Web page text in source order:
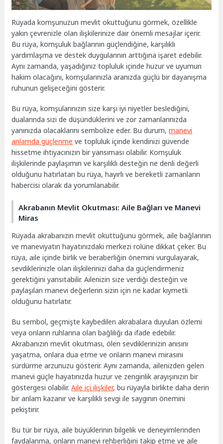
Rüyada komşunuzun mevlit okuttuğunu görmek, özellikle
yakın çevrenizle olan ilişkilerinize dair önemli mesajlar içerir.
Bu rüya, komşuluk bağlarının güçlendiğine, karşılıklı
yardımlaşma ve destek duygularının arttığına işaret edebilir.
Aynı zamanda, yaşadığınız topluluk içinde huzur ve uyumun
hakim olacağını, komşularınızla aranızda güçlü bir dayanışma
ruhunun gelişeceğini gösterir.
Bu rüya, komşularınızın size karşı iyi niyetler beslediğini,
dualarında sizi de düşündüklerini ve zor zamanlarınızda
yanınızda olacaklarını sembolize eder. Bu durum,manevi
anlamda güçlenme ve topluluk içinde kendinizi güvende
hissetme ihtiyacınızın bir yansıması olabilir. Komşuluk
ilişkilerinde paylaşımın ve karşılıklı desteğin ne denli değerli
olduğunu hatırlatan bu rüya, hayırlı ve bereketli zamanların
habercisi olarak da yorumlanabilir.
Akrabanın Mevlit Okutması: Aile Bağları ve Manevi
Miras
Rüyada akrabanızın mevlit okuttuğunu görmek, aile bağlarının
ve maneviyatın hayatınızdaki merkezi rolüne dikkat çeker. Bu
rüya, aile içinde birlik ve beraberliğin önemini vurgulayarak,
sevdiklerinizle olan ilişkilerinizi daha da güçlendirmeniz
gerektiğini yansıtabilir. Ailenizin size verdiği desteğin ve
paylaşılan manevi değerlerin sizin için ne kadar kıymetli
olduğunu hatırlatır.
Bu sembol, geçmişte kaybedilen akrabalara duyulan özlemi
veya onların ruhlarına olan bağlılığı da ifade edebilir.
Akrabanızın mevlit okutması, ölen sevdiklerinizin anısını
yaşatma, onlara dua etme ve onların manevi mirasını
sürdürme arzunuzu gösterir. Aynı zamanda, ailenizden gelen
manevi güçle hayatınızda huzur ve zenginlik arayışınızın bir
göstergesi olabilir.Aile içi ilişkiler, bu rüyayla birlikte daha derin
bir anlam kazanır ve karşılıklı sevgi ile saygının önemini
pekiştirir.
Bu tür bir rüya, aile büyüklerinin bilgelik ve deneyimlerinden
faydalanma, onların manevi rehberliğini takip etme ve aile